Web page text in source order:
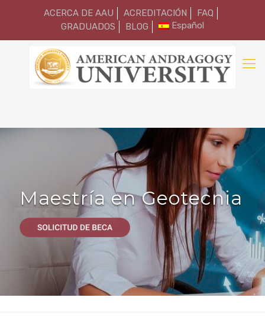
ACERCA DE AAU ACREDITACIÓN
FAQ
GRADUADOS
BLOG Español
Maestría en Geotecnia